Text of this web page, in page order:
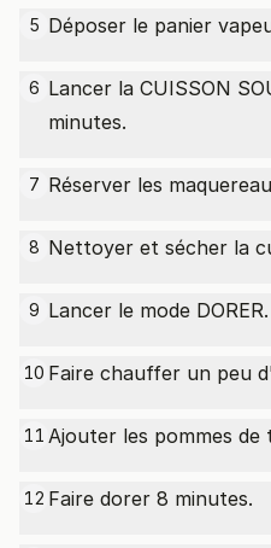
5 Déposer le panier
6 Lancer la CUISSON
minutes.
7 Réserver les
8 Nettoyer et sécher la
9 Lancer le mode DORER.
10 Faire chauffer un peu
11 Ajouter les pommes de
12 Faire dorer 8 minutes.